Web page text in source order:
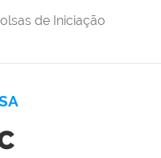
de Iniciação